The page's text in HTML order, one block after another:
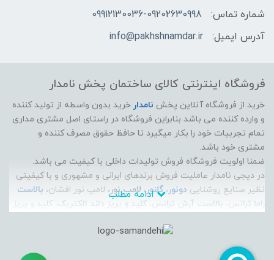
شماره تماس:
09912130036-09202630998
آدرس ایمیل:
info@pakhshnamdar.ir
فروشگاه اینترنتی کالای ساختمان پخش نامدار
خرید از فروشگاه آنلاین پخش نامدار خرید بدون واسطه از تولید کننده
و وارده کننده می باشد بنابراین فروشگاه در راستای اصل مشتری مداری
تمام تجربیات خود را بکار میگیرد تا حافظ حقوق مصرف کننده و
مشتری خود باشد.
ضمنا اولویت فروشگاه فروش تولیدات داخلی با کیفیت می باشد.
در دیجی نامدار عاملیت فروش برندهای ایرانی و مشهوری و با کیفیتی
نظیر صنایع روشنایی دونور ،گلنور، لامپ نور ، لامپ نور افشان، بالاست
راما ترانس بالاست آرش ترانس کلید و پریز دلند الکتریک کلید و پریز
لوشان، سیم و کابل زرتافت کرمان، سیم و کابل پرتو الکتریک، سیم و
کابل مازندران،
ادامه مطلب